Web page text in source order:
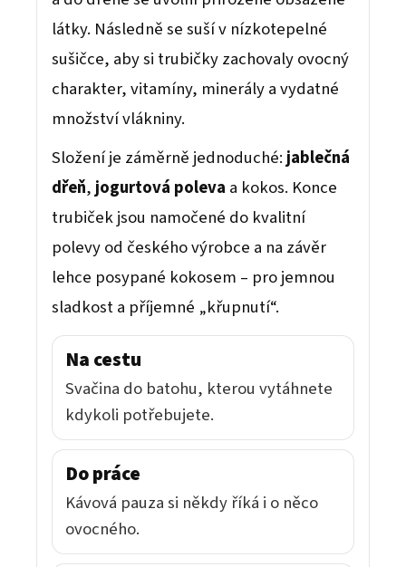
látky. Následně se suší v nízkotepelné
sušičce, aby si trubičky zachovaly ovocný
charakter, vitamíny, minerály a vydatné
množství vlákniny.
Složení je záměrně jednoduché: jablečná
dřeň, jogurtová poleva a kokos. Konce
trubiček jsou namočené do kvalitní
polevy od českého výrobce a na závěr
lehce posypané kokosem – pro jemnou
sladkost a příjemné „křupnutí“.
Na cestu
Svačina do batohu, kterou vytáhnete
kdykoli potřebujete.
Do práce
Kávová pauza si někdy říká i o něco
ovocného.